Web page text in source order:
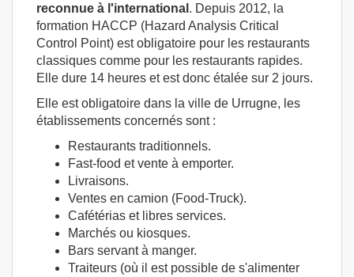
reconnue à l'international . Depuis 2012, la
formation HACCP (Hazard Analysis Critical
Control Point) est obligatoire pour les restaurants
classiques comme pour les restaurants rapides.
Elle dure 14 heures et est donc étalée sur 2 jours.
Elle est obligatoire dans la ville de Urrugne, les
établissements concernés sont :
Restaurants traditionnels.
Fast-food et vente à emporter.
Livraisons.
Ventes en camion (Food-Truck).
Cafétérias et libres services.
Marchés ou kiosques.
Bars servant à manger.
Traiteurs (où il est possible de s'alimenter